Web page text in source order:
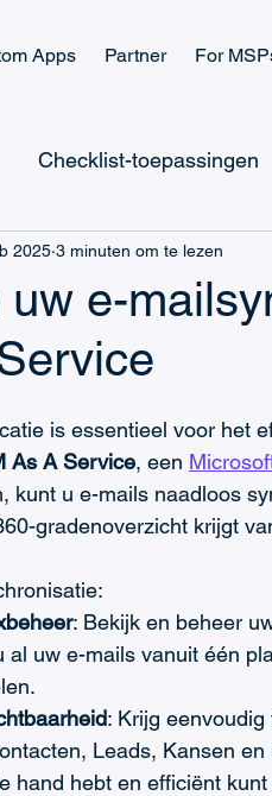
Apps Partner For
Checklist-toepassingen
Teams Ticketing
Power Apps
& Verkoop IT-
e-
2025 3 minuten om te lezen
is essentieel voor het
As A Service, een
kunt u e-mails naadloos
gradenoverzicht krijgt
: Bekijk en beheer
al uw e-mails vanuit één
: Krijg
Leads, Kansen
hand hebt en efficiënt